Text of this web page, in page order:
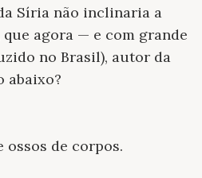
Síria não inclinaria a
agora — e com grande
no Brasil), autor da
abaixo?
ossos de corpos.